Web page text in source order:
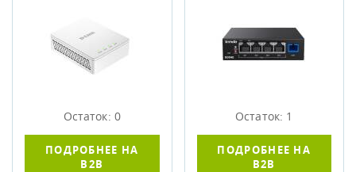
Остаток: 0
ПОДРОБНЕЕ НА
B2B
Остаток: 1
ПОДРОБНЕЕ НА
B2B